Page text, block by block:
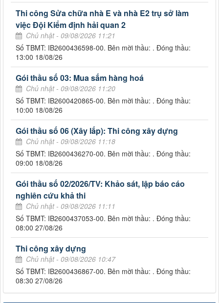
Thi công Sửa chữa nhà E và nhà E2 trụ sở làm
việc Đội Kiểm định hải quan 2
Chủ nhật - 09/08/2026 11:21
Số TBMT: IB2600436598-00. Bên mời thầu: . Đóng thầu:
13:00 18/08/26
Gói thầu số 03: Mua sắm hàng hoá
Chủ nhật - 09/08/2026 11:20
Số TBMT: IB2600420865-00. Bên mời thầu: . Đóng thầu:
10:00 18/08/26
Gói thầu số 06 (Xây lắp): Thi công xây dựng
Chủ nhật - 09/08/2026 11:18
Số TBMT: IB2600436270-00. Bên mời thầu: . Đóng thầu:
09:00 18/08/26
Gói thầu số 02/2026/TV: Khảo sát, lập báo cáo
nghiên cứu khả thi
Chủ nhật - 09/08/2026 11:11
Số TBMT: IB2600437053-00. Bên mời thầu: . Đóng thầu:
08:00 27/08/26
Thi công xây dựng
Chủ nhật - 09/08/2026 10:47
Số TBMT: IB2600436867-00. Bên mời thầu: . Đóng thầu:
08:30 27/08/26